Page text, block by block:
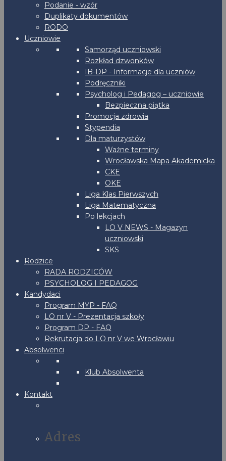
Podanie - wzór
Duplikaty dokumentów
RODO
Uczniowie
Samorząd uczniowski
Rozkład dzwonków
IB-DP - Informacje dla uczniów
Podręczniki
Psycholog i Pedagog – uczniowie
Bezpieczna piątka
Promocja zdrowia
Stypendia
Dla maturzystów
Ważne terminy
Wrocławska Mapa Akademicka
CKE
OKE
Liga Klas Pierwszych
Liga Matematyczna
Po lekcjach
LO V NEWS - Magazyn
uczniowski
SKS
Rodzice
RADA RODZICÓW
PSYCHOLOG I PEDAGOG
Kandydaci
Program MYP - FAQ
LO nr V - Prezentacja szkoły
Program DP - FAQ
Rekrutacja do LO nr V we Wrocławiu
Absolwenci
Klub Absolwenta
Kontakt
Adres